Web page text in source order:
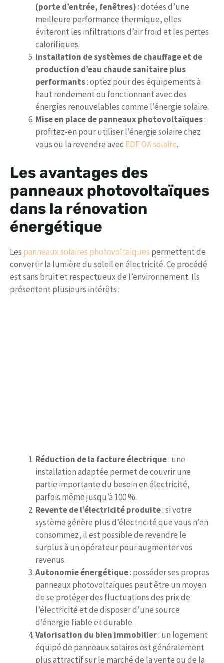
(porte d’entrée, fenêtres): dotées d’une
meilleure performance thermique, elles
éviteront les infiltrations d’air froid et les pertes
calorifiques.
Installation de systèmes de chauffage et de
production d’eau chaude sanitaire plus
performants: optez pour des équipements à
haut rendement ou fonctionnant avec des
énergies renouvelables comme l’énergie solaire.
Mise en place de panneaux photovoltaïques:
profitez-en pour utiliser l’énergie solaire chez
vous ou la revendre avec EDF OA solaire.
Les avantages des
panneaux photovoltaïques
dans la rénovation
énergétique
Les panneaux solaires photovoltaïques permettent de
convertir la lumière du soleil en électricité. Ce procédé
est sans bruit et respectueux de l’environnement. Ils
présentent plusieurs intérêts :
Réduction de la facture électrique: une
installation adaptée permet de couvrir une
partie importante du besoin en électricité,
parfois même jusqu’à 100 %.
Revente de l’électricité produite: si votre
système génère plus d’électricité que vous n’en
consommez, il est possible de revendre le
surplus à un opérateur pour augmenter vos
revenus.
Autonomie énergétique: posséder ses propres
panneaux photovoltaïques peut être un moyen
de se protéger des fluctuations des prix de
l’électricité et de disposer d’une source
d’énergie fiable et durable.
Valorisation du bien immobilier: un logement
équipé de panneaux solaires est généralement
plus attractif sur le marché de la vente ou de la